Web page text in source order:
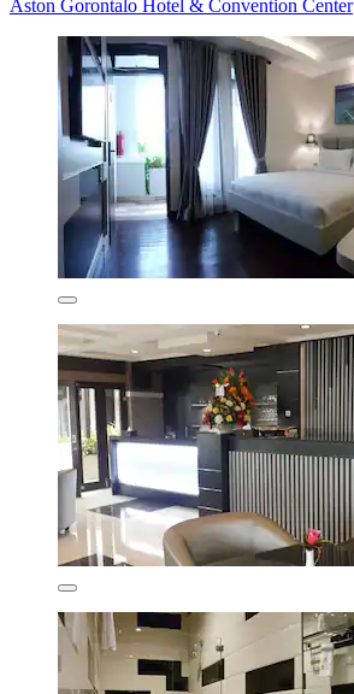
Aston Gorontalo Hotel & Convention Center